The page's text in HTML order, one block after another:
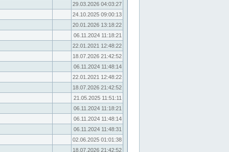
29.03.2026 04:03:27
24.10.2025 09:00:13
20.01.2026 13:18:22
06.11.2024 11:18:21
22.01.2021 12:48:22
18.07.2026 21:42:52
06.11.2024 11:48:14
22.01.2021 12:48:22
18.07.2026 21:42:52
21.05.2025 11:51:11
06.11.2024 11:18:21
06.11.2024 11:48:14
06.11.2024 11:48:31
02.06.2025 01:01:38
18.07.2026 21:42:52